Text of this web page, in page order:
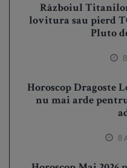
Războiul
lovitura sau pierd
Pluto
Horoscop Dragoste
nu mai arde
8